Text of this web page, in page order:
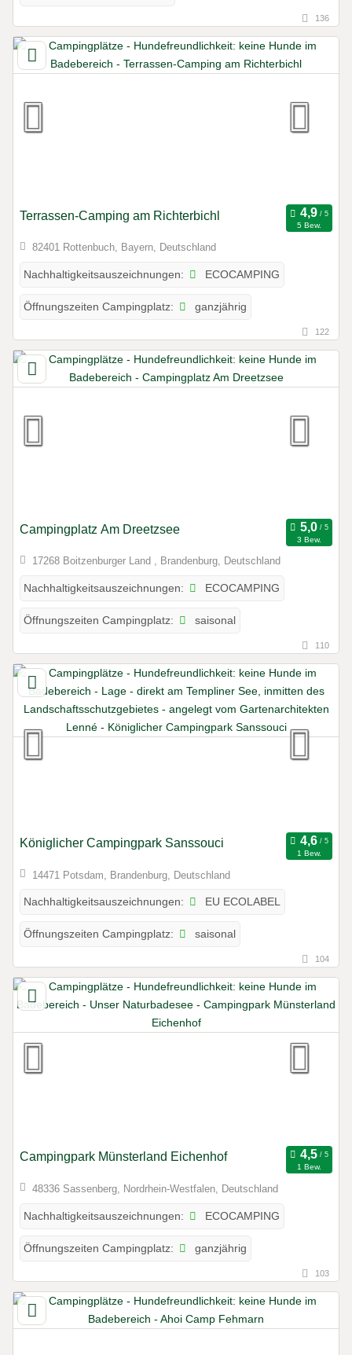
136
Terrassen-Camping am Richterbichl
5 Bew.
82401 Rottenbuch, Bayern, Deutschland
Nachhaltigkeitsauszeichnungen: ECOCAMPING
Öffnungszeiten Campingplatz: ganzjährig
122
Campingplatz Am Dreetzsee
3 Bew.
17268 Boitzenburger Land , Brandenburg, Deutschland
Nachhaltigkeitsauszeichnungen: ECOCAMPING
Öffnungszeiten Campingplatz: saisonal
110
Königlicher Campingpark Sanssouci
1 Bew.
14471 Potsdam, Brandenburg, Deutschland
Nachhaltigkeitsauszeichnungen: EU ECOLABEL
Öffnungszeiten Campingplatz: saisonal
104
Campingpark Münsterland Eichenhof
1 Bew.
48336 Sassenberg, Nordrhein-Westfalen, Deutschland
Nachhaltigkeitsauszeichnungen: ECOCAMPING
Öffnungszeiten Campingplatz: ganzjährig
103